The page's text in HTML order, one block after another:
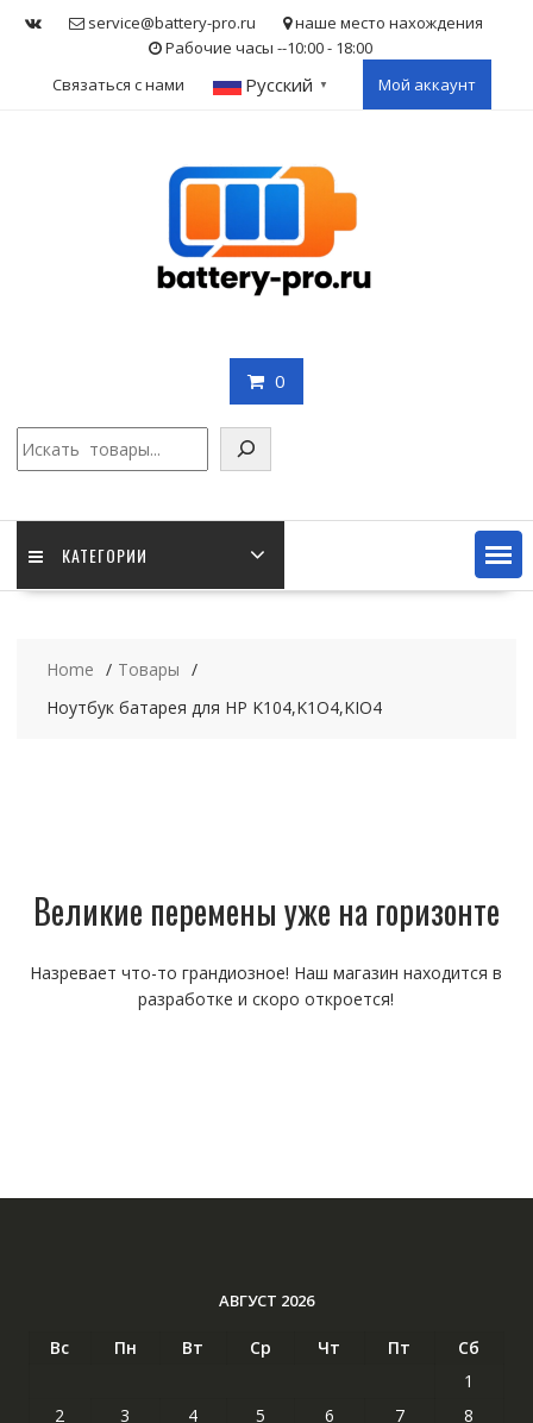
service@battery-pro.ru
наше место нахождения
Рабочие часы --10:00 - 18:00
Связаться с нами
Русский ▼ Мой аккаунт
0
КАТЕГОРИИ
Home
Товары
Ноутбук батарея для HP K104,K1O4,KIO4
Великие перемены уже на горизонте
Назревает что-то грандиозное! Наш магазин находится в
разработке и скоро откроется!
АВГУСТ 2026
Вс Пн Вт Ср Чт Пт
Сб
1
2
3 4 5 6 7
8